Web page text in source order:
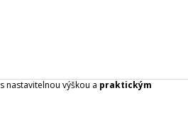
s nastavitelnou výškou a praktickým